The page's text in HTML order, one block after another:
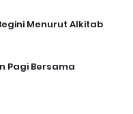
Menurut Alkitab
Pagi Bersama